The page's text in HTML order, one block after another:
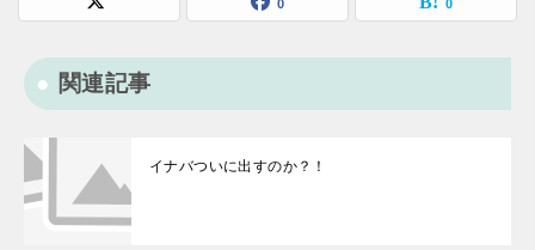
0 0
関連記事
イナバついに出すのか？！